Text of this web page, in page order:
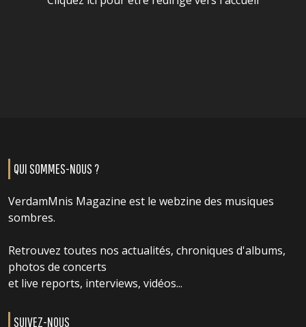
QUI SOMMES-NOUS ?
VerdamMnis Magazine est le webzine des musiques
sombres.
Retrouvez toutes nos actualités, chroniques d'albums,
photos de concerts
et live reports, interviews, vidéos...
SUIVEZ-NOUS